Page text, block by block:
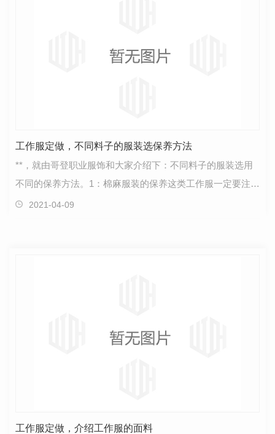
工作服定做，不同料子的服装选保养方法
**，就由哥登职业服饰和大家介绍下：不同料子的服装选用
不同的保养方法。1：棉麻服装的保养这类工作服一定要注意
防潮防霉。收藏前要洗净，晾干。分深浅色分类收藏…
2021-04-09
工作服定做，介绍工作服的面料